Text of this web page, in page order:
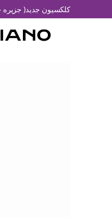
کلکسیون جدید( جزیره